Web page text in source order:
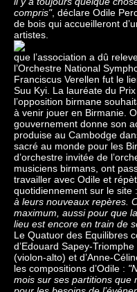
compris", déclare Odile
de bois qui accueilleront
artistes.
que l’association a dû
l’Orchestre National
Franciscus Verellen fut le
Suu Kyi. La lauréate du
l’opposition birmane
à venir jouer en Birmanie.
gouvernement donne son
produise au Cambodge
sacré au monde pour les
d’orchestre invitée de
musiciens birmans, ont
travailler avec Odile et
quotidiennement sur le site :
à leurs nouveaux repères.
maximum, aussi pour que
lieu est encore en train de
Le Quatuor des Equilibres
d’Edouard Sapey-
(violon-alto) et d’Anne-
les compositions d’Odile :
mois sur ses partitions